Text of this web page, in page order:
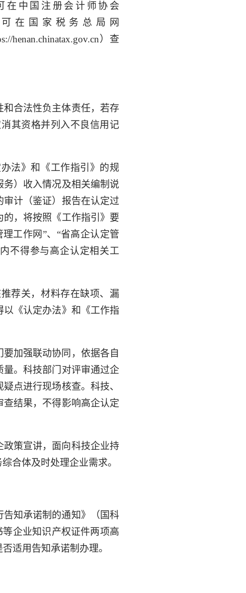
在中国注册会计师协会
可在国家税务总局网
henan.chinatax.gov.cn）查
和合法性负主体责任，若存
其资格并列入不良信用记
法》和《工作指引》的规
）收入情况及相关编制说
计（鉴证）报告在认定过
，将按照《工作指引》要
工作网”、“省高企认定管
不得参与高企认定相关工
荐关，材料存在缺项、漏
《认定办法》和《工作指
加强联动协同，依据各自
。科技部门对评审通过企
点进行现场核查。科技、
结果，不得影响高企认定
政策宣讲，面向科技企业持
合体及时处理企业需求。
知承诺制的通知》（国科
企业知识产权证件两项高
适用告知承诺制办理。